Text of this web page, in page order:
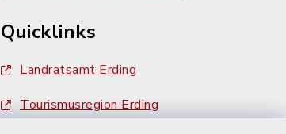
Quicklinks
Landratsamt Erding
Tourismusregion Erding